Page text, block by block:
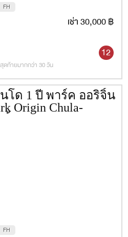
FH
เช่า 30,000 ฿
12
ดท้ายมากกว่า 30 วัน
นโด 1 ปี พาร์ค ออริจิ้น
Origin Chula-
น 20
FH